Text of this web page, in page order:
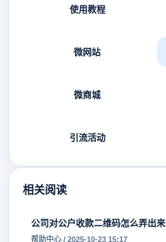
使用教程
微网站
微商城
引流活动
相关阅读
公司对公户收款二维码怎么弄出来
帮助中心 / 2025-10-23 15:17